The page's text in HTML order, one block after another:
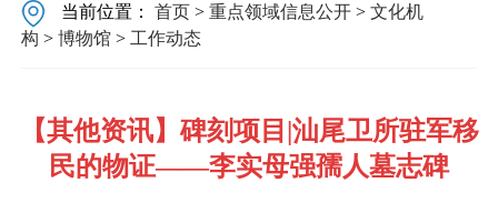
当前位置：首页 >重点领域信息公开 >文化机
构 >博物馆 > 工作动态
【其他资讯】碑刻项目|汕尾卫所驻军移
民的物证——李实母强孺人墓志碑